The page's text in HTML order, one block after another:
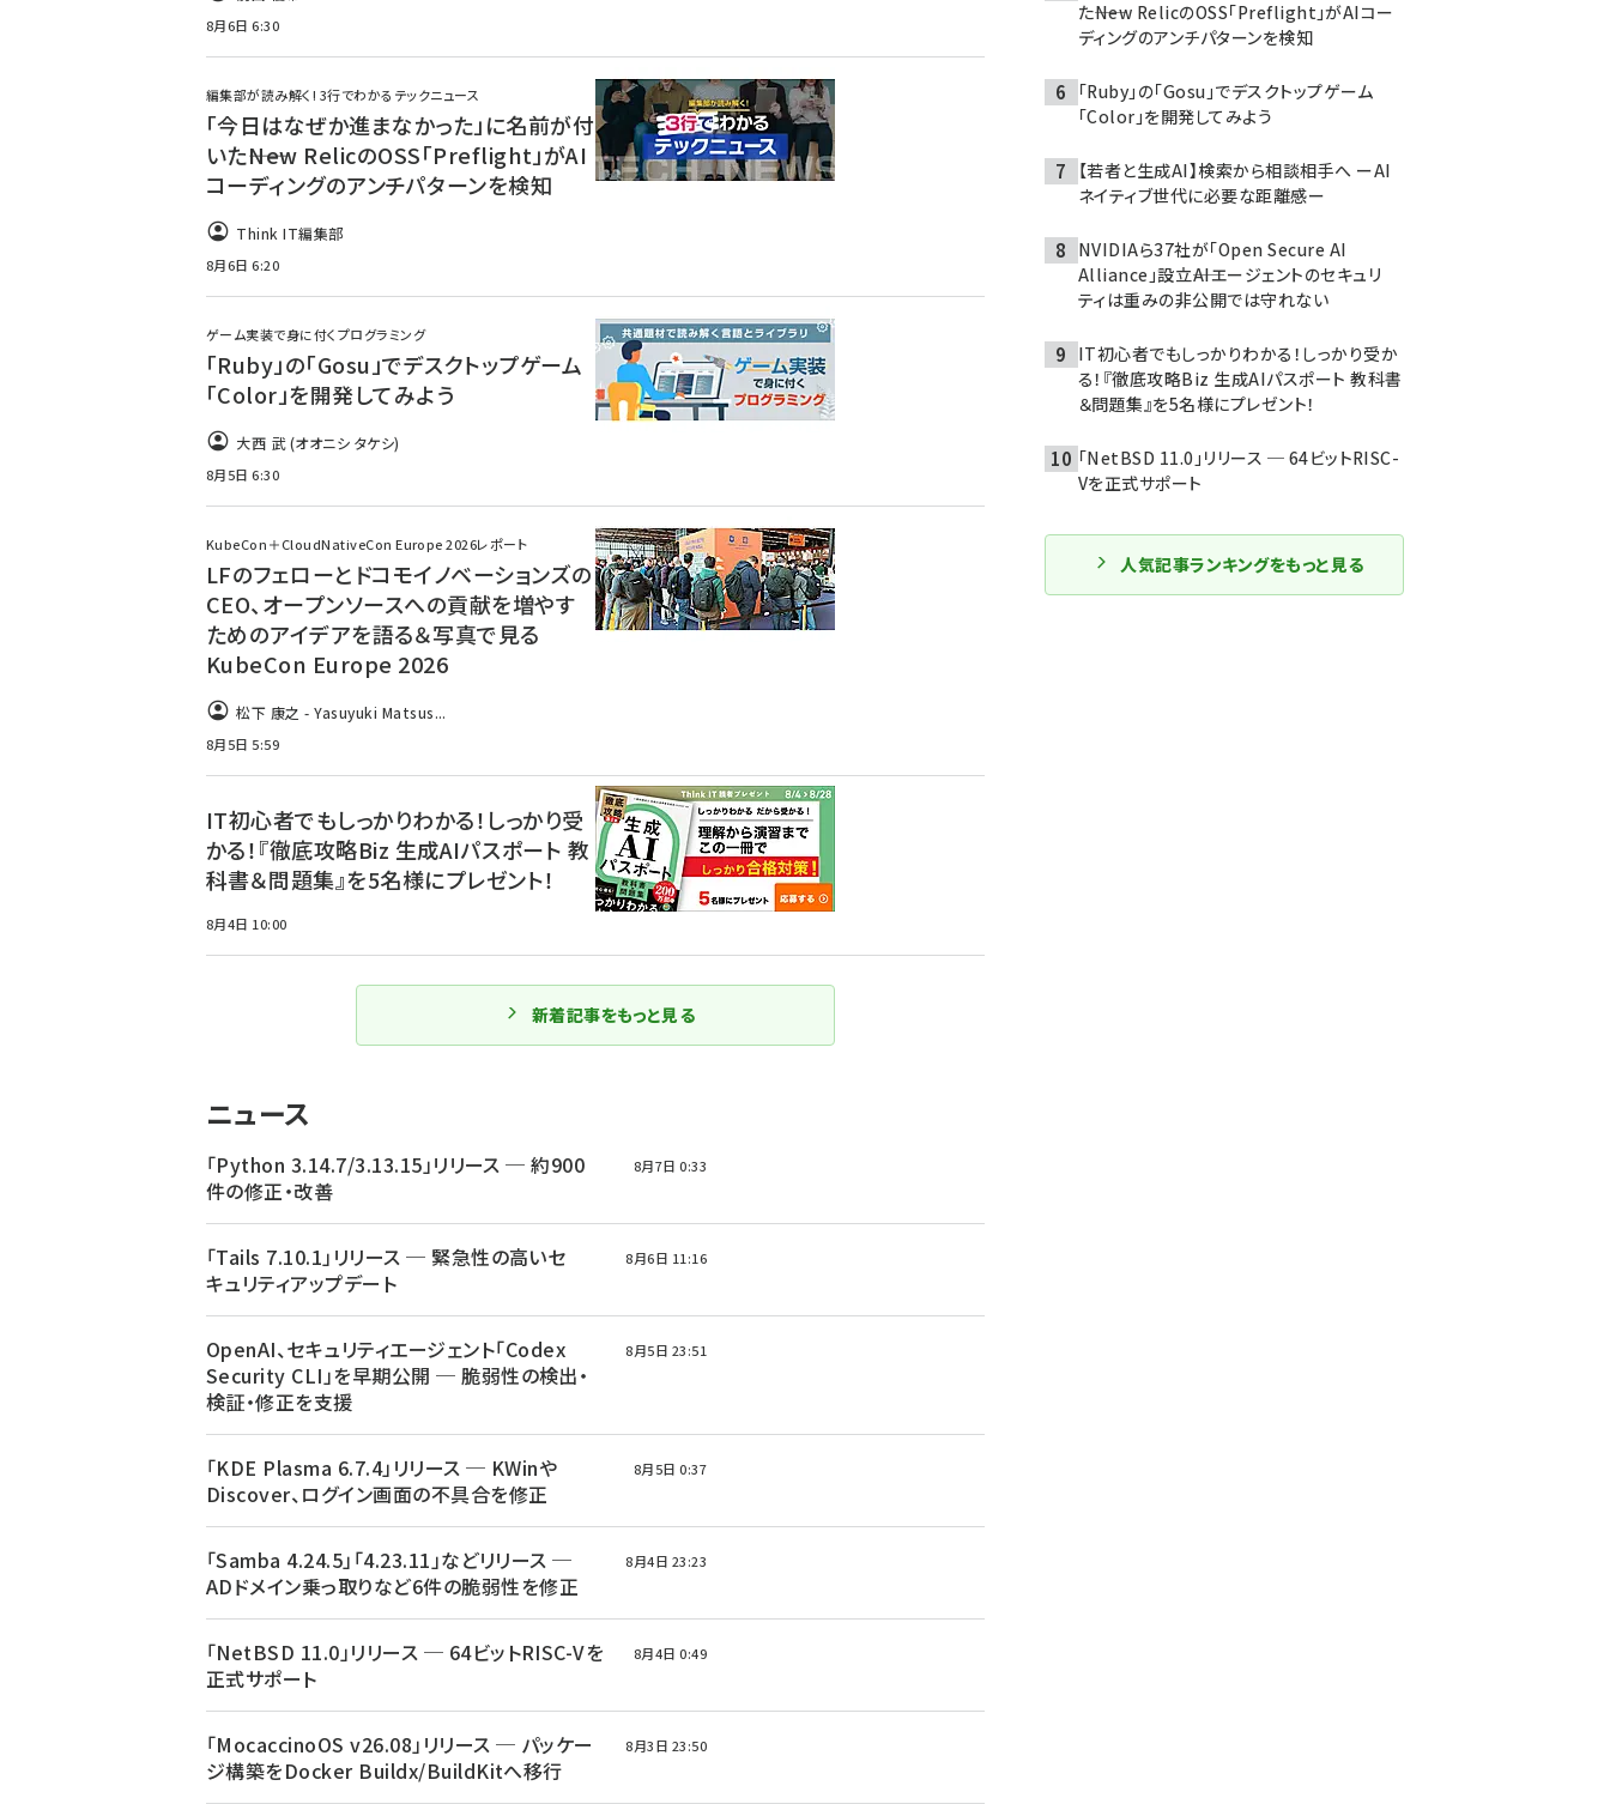
8月6日 6:30
編集部が読み解く! 3行でわかるテックニュース
「今日はなぜか進まなかった」に名前が付
いた――New RelicのOSS「Preflight」がAI
コーディングのアンチパターンを検知
Think IT編集部
8月6日 6:20
ゲーム実装で身に付くプログラミング
「Ruby」の「Gosu」でデスクトップゲーム
「Color」を開発してみよう
大西 武 (オオニシ タケシ)
8月5日 6:30
KubeCon＋CloudNativeCon Europe 2026レポート
LFのフェローとドコモイノベーションズの
CEO、オープンソースへの貢献を増やす
ためのアイデアを語る＆写真で見る
KubeCon Europe 2026
松下 康之 - Yasuyuki Matsus...
8月5日 5:59
IT初心者でもしっかりわかる！しっかり受
かる！『徹底攻略Biz 生成AIパスポート 教
科書＆問題集』を5名様にプレゼント！
8月4日 10:00
新着記事をもっと見る
ニュース
「Python 3.14.7/3.13.15」リリース ─ 約900
件の修正・改善
8月7日 0:33
「Tails 7.10.1」リリース ─ 緊急性の高いセ
キュリティアップデート
8月6日 11:16
OpenAI、セキュリティエージェント「Codex
Security CLI」を早期公開 ─ 脆弱性の検出・
検証・修正を支援
8月5日 23:51
「KDE Plasma 6.7.4」リリース ─ KWinや
Discover、ログイン画面の不具合を修正
8月5日 0:37
「Samba 4.24.5」「4.23.11」などリリース ─
ADドメイン乗っ取りなど6件の脆弱性を修正
8月4日 23:23
「NetBSD 11.0」リリース ─ 64ビットRISC-Vを
正式サポート
8月4日 0:49
「MocaccinoOS v26.08」リリース ─ パッケー
ジ構築をDocker Buildx/BuildKitへ移行
8月3日 23:50
た――New RelicのOSS「Preflight」がAIコー
ディングのアンチパターンを検知
「Ruby」の「Gosu」でデスクトップゲーム
「Color」を開発してみよう
【若者と生成AI】検索から相談相手へ ーAI
ネイティブ世代に必要な距離感ー
NVIDIAら37社が「Open Secure AI
Alliance」設立――AIエージェントのセキュリ
ティは重みの非公開では守れない
IT初心者でもしっかりわかる！しっかり受か
る！『徹底攻略Biz 生成AIパスポート 教科書
＆問題集』を5名様にプレゼント！
「NetBSD 11.0」リリース ─ 64ビットRISC-
Vを正式サポート
人気記事ランキングをもっと見る